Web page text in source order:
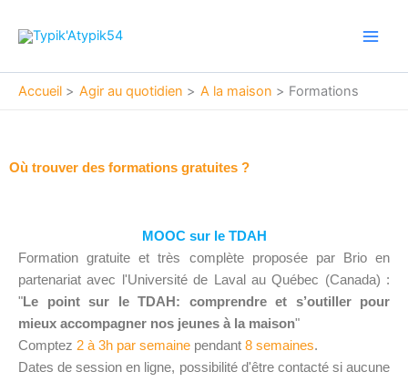
Accueil Agir au quotidien A la maison Formations
Où trouver des formations gratuites ?
MOOC sur le TDAH
Formation gratuite et très complète proposée par Brio en
partenariat avec l'Université de Laval au Québec (Canada) :
"Le point sur le TDAH: comprendre et s’outiller pour
mieux accompagner nos jeunes à la maison"
Comptez 2 à 3h par semaine pendant 8 semaines.
Dates de session en ligne, possibilité d'être contacté si aucune